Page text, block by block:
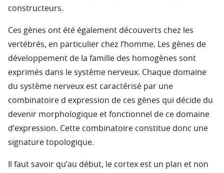
constructeurs.
Ces gènes ont été également découverts chez les
vertébrés, en particulier chez l’homme. Les gènes de
développement de la famille des homogènes sont
exprimés dans le système nerveux. Chaque domaine
du système nerveux est caractérisé par une
combinatoire d expression de ces gènes qui décide du
devenir morphologique et fonctionnel de ce domaine
d’expression. Cette combinatoire constitue donc une
signature topologique.
Il faut savoir qu’au début, le cortex est un plan et non